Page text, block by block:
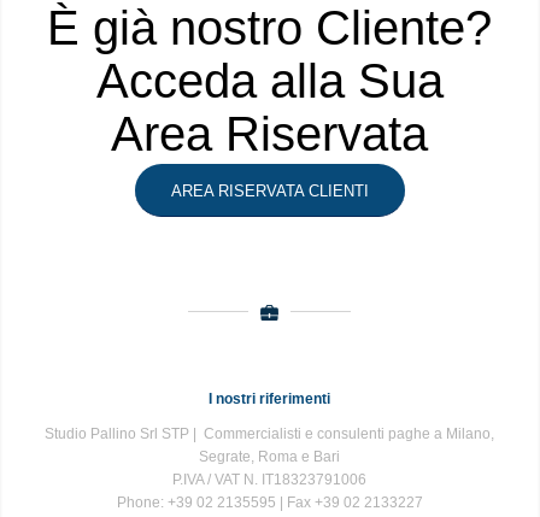
È già nostro Cliente?
Acceda alla Sua
Area Riservata
AREA RISERVATA CLIENTI
I nostri riferimenti
Studio Pallino Srl STP | Commercialisti e consulenti paghe a Milano,
Segrate, Roma e Bari
P.IVA / VAT N. IT18323791006
Phone: +39 02 2135595 | Fax +39 02 2133227